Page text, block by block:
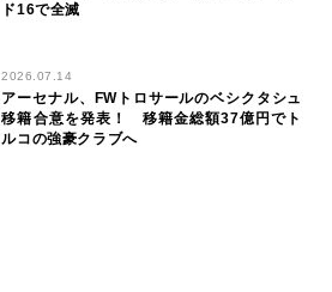
ド16で全滅
2026.07.14
アーセナル、FWトロサールのベシクタシュ
移籍合意を発表！ 移籍金総額37億円でト
ルコの強豪クラブへ